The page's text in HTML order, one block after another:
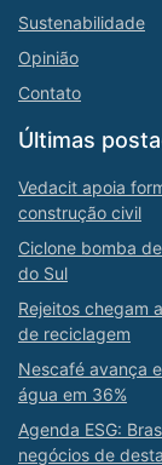
Sustenabilidade
Opinião
Contato
Últimas
Vedacit apoia
construção civil
Ciclone bomba
do Sul
Rejeitos chegam
de reciclagem
Nescafé avança
água em 36%
Agenda ESG:
negócios de